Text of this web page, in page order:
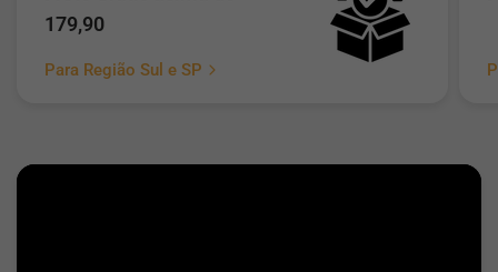
179,90
Para Região Sul e SP